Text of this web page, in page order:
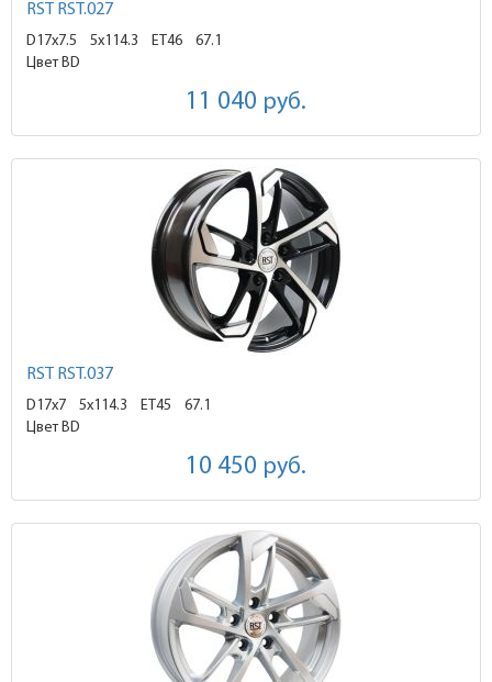
RST RST.027
D17x7.5 5x114.3 ET46
67.1
Цвет BD
11 040 руб.
RST RST.037
D17x7 5x114.3 ET45
67.1
Цвет BD
10 450 руб.